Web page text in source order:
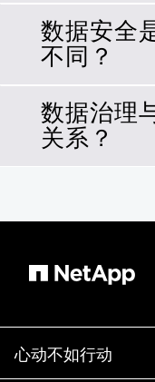
网络安全通常
络弹性将数据
由内而外的方
数据安全
不同？
是。数据安全
关：抵御内部
胁。用户访问
据安全性。另
守特定法律（
数据治理
关系？
里？谁有权访
关。不同行业
心动不如行动